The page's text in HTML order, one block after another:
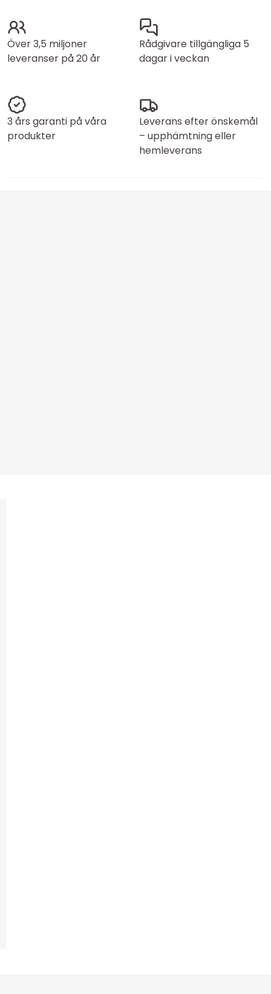
Över 3,5 miljoner
leveranser på 20 år
Rådgivare tillgängliga 5
dagar i veckan
3 års garanti på våra
produkter
Leverans efter önskemål
– upphämtning eller
hemleverans